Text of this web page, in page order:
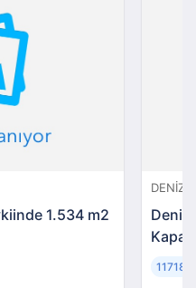
1.534 m2
11718m